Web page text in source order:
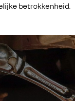
betrokkenheid.